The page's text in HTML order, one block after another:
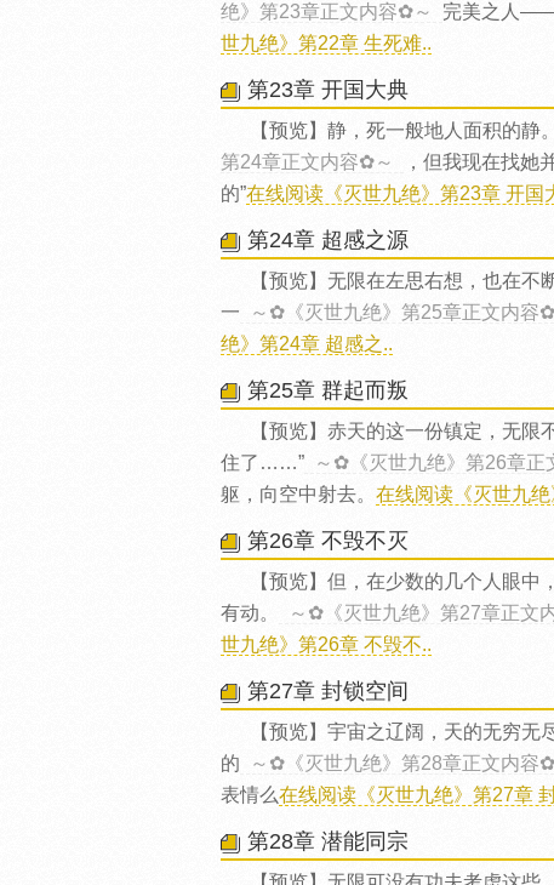
绝》第23章正文内容✿～
完美之人——
世九绝》第22章 生死难..
第23章 开国大典
【预览】静，死一般地人面积的
第24章正文内容✿～
，但我现在找她
的”在线阅读《灭世九绝》第23章 开国
第24章 超感之源
【预览】无限在左思右想，也在
一
～✿《灭世九绝》第25章正文内容
绝》第24章 超感之..
第25章 群起而叛
【预览】赤天的这一份镇定，无
住了……”
～✿《灭世九绝》第26章正
躯，向空中射去。 在线阅读《灭世九
第26章 不毁不灭
【预览】但，在少数的几个人眼
有动。
～✿《灭世九绝》第27章正文
世九绝》第26章 不毁不..
第27章 封锁空间
【预览】宇宙之辽阔，天的无穷
的
～✿《灭世九绝》第28章正文内容
表情么在线阅读《灭世九绝》第27章
第28章 潜能同宗